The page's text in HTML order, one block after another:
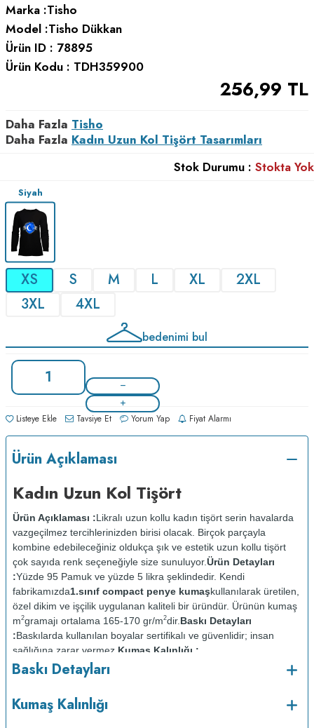
Marka :Tisho
Model :Tisho Dükkan
Ürün ID : 78895
Ürün Kodu : TDH359900
256,99 TL
Daha Fazla Tisho
Daha Fazla Kadın Uzun Kol Tişört Tasarımları
Stok Durumu : Stokta Yok
Siyah
XS S M L XL
2XL
3XL
4XL
bedenimi bul
Listeye Ekle Tavsiye Et Yorum Yap Fiyat Alarmı
Ürün Açıklaması
Kadın Uzun Kol Tişört
Ürün Açıklaması :Likralı uzun kollu kadın tişört serin havalarda
vazgeçilmez tercihlerinizden birisi olacak. Birçok parçayla
kombine edebileceğiniz oldukça şık ve estetik uzun kollu tişört
çok sayıda renk seçeneğiyle size sunuluyor.Ürün Detayları
:Yüzde 95 Pamuk ve yüzde 5 likra şeklindedir. Kendi
fabrikamızda1.sınıf compact penye kumaşkullanılarak üretilen,
özel dikim ve işçilik uygulanan kaliteli bir üründür. Ürünün kumaş
m2gramajı ortalama 165-170 gr/m2dir. Baskı Detayları
:Baskılarda kullanılan boyalar sertifikalı ve güvenlidir; insan
sağlığına zarar vermez. Kumaş Kalınlığı :
yapılmaz.
Kurutma makinesinde kurutulmaz. Orta ısıda ve tersten
Baskı Detayları
Kumaş Kalınlığı